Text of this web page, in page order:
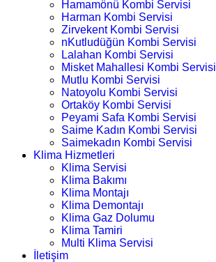
Hamamönü Kombi Servisi
Harman Kombi Servisi
Zirvekent Kombi Servisi
nKutludüğün Kombi Servisi
Lalahan Kombi Servisi
Misket Mahallesi Kombi Servisi
Mutlu Kombi Servisi
Natoyolu Kombi Servisi
Ortaköy Kombi Servisi
Peyami Safa Kombi Servisi
Saime Kadın Kombi Servisi
Saimekadın Kombi Servisi
Klima Hizmetleri
Klima Servisi
Klima Bakımı
Klima Montajı
Klima Demontajı
Klima Gaz Dolumu
Klima Tamiri
Multi Klima Servisi
İletişim